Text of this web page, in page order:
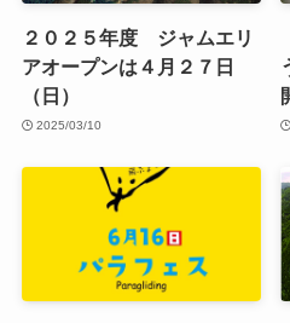
２０２５年度 ジャムエリ
アオープンは４月２７日
（日）
2025/03/10